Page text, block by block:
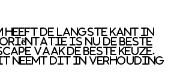
heeft de langste kant in
is nu de beste
vaak de beste keuze.
neemt dit in verhouding